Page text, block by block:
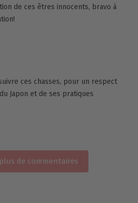
de ces êtres innocents, bravo à
ces chasses, pour un respect
Japon et de ses pratiques
de commentaires